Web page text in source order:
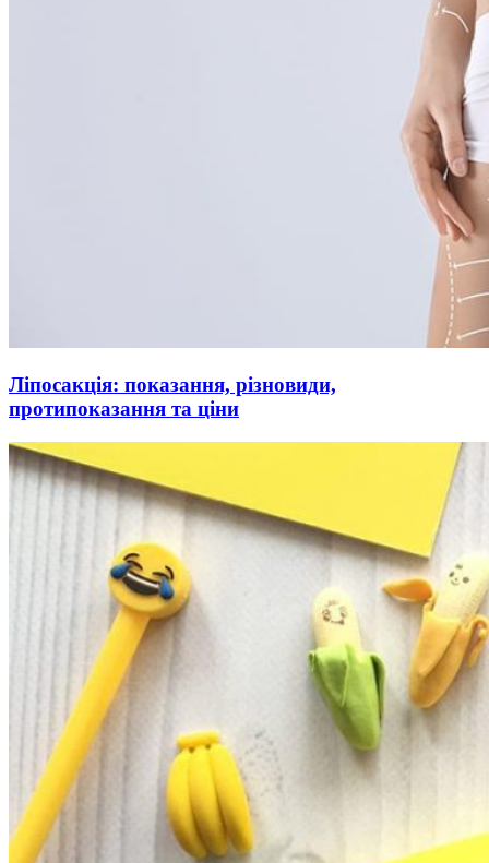
Ліпосакція: показання, різновиди,
протипоказання та ціни